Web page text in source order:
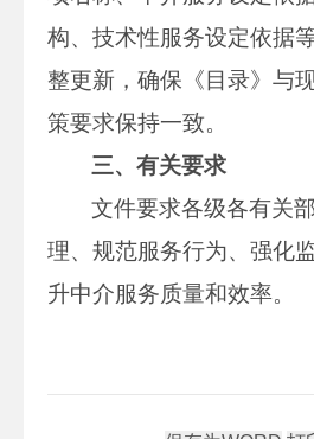
构、技术性服务设定依据
整更新，确保《目录》与
策要求保持一致。
三、有关要求
文件要求各级各有关
理、规范服务行为、强化
升中介服务质量和效率。